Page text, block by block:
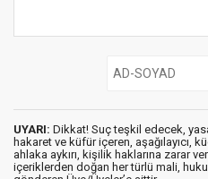
UYARI: Dikkat! Suç teşkil edecek,
hakaret ve küfür içeren, aşağılayıcı,
ahlaka aykırı, kişilik haklarına zarar
içeriklerden doğan her türlü mali,